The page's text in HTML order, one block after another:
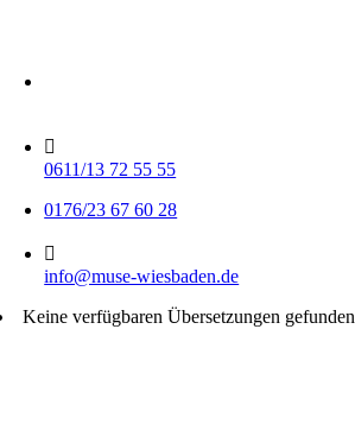
0611/13 72 55 55
0176/23 67 60 28
info@muse-wiesbaden.de
Keine verfügbaren Übersetzungen gefunden